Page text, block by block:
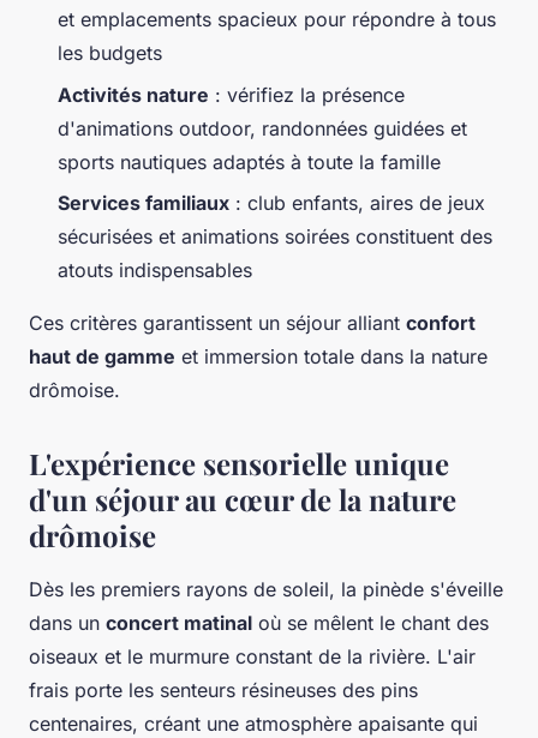
et emplacements spacieux pour répondre à tous
les budgets
Activités nature : vérifiez la présence
d'animations outdoor, randonnées guidées et
sports nautiques adaptés à toute la famille
Services familiaux : club enfants, aires de jeux
sécurisées et animations soirées constituent des
atouts indispensables
Ces critères garantissent un séjour alliant confort
haut de gamme et immersion totale dans la nature
drômoise.
L'expérience sensorielle unique
d'un séjour au cœur de la nature
drômoise
Dès les premiers rayons de soleil, la pinède s'éveille
dans un concert matinal où se mêlent le chant des
oiseaux et le murmure constant de la rivière. L'air
frais porte les senteurs résineuses des pins
centenaires, créant une atmosphère apaisante qui